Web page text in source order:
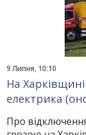
9 Липня, 10:10
На
електрика
Про